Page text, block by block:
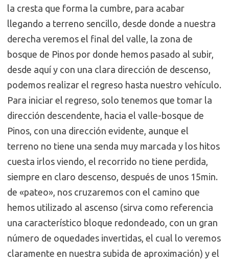
la cresta que forma la cumbre, para acabar
llegando a terreno sencillo, desde donde a nuestra
derecha veremos el final del valle, la zona de
bosque de Pinos por donde hemos pasado al subir,
desde aquí y con una clara dirección de descenso,
podemos realizar el regreso hasta nuestro vehículo.
Para iniciar el regreso, solo tenemos que tomar la
dirección descendente, hacia el valle-bosque de
Pinos, con una dirección evidente, aunque el
terreno no tiene una senda muy marcada y los hitos
cuesta irlos viendo, el recorrido no tiene perdida,
siempre en claro descenso, después de unos 15min.
de «pateo», nos cruzaremos con el camino que
hemos utilizado al ascenso (sirva como referencia
una característico bloque redondeado, con un gran
número de oquedades invertidas, el cual lo veremos
claramente en nuestra subida de aproximación) y el